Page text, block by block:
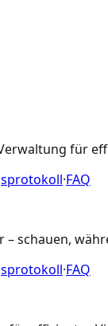
für
·FAQ
– schauen,
·FAQ